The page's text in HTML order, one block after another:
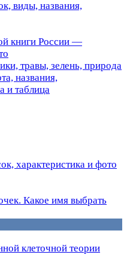
виды, названия,
книги России —
названия,
и таблица
характеристика и фото
Какое имя выбрать
клеточной теории